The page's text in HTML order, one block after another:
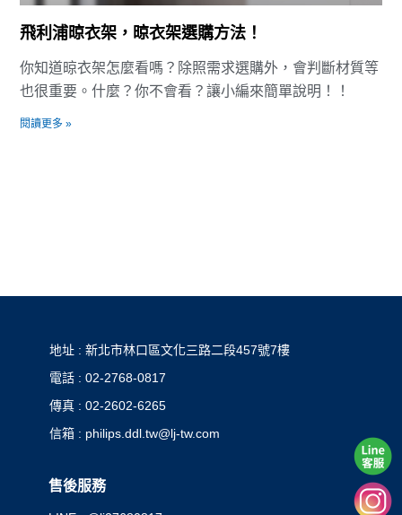
飛利浦晾衣架，晾衣架選購方法！
你知道晾衣架怎麼看嗎？除照需求選購外，會判斷材質等
也很重要。什麼？你不會看？讓小編來簡單說明！！
閱讀更多 »
地址 : 新北市林口區文化三路二段457號7樓
電話 : 02-2768-0817
傳真 : 02-2602-6265
信箱 : philips.ddl.tw@lj-tw.com
售後服務